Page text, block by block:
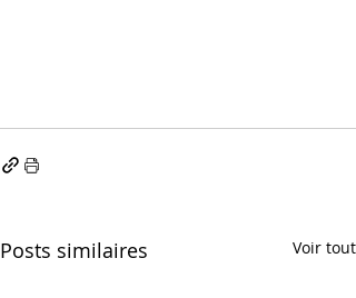
Posts similaires Voir tout